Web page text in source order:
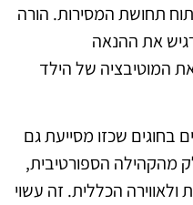
תחושת המסירות. הורה
את ההנאה
המוטיבציה של הילד
שכזו מסייעת גם
מהקהילה הספורטיבית,
הכללית. זה עשוי